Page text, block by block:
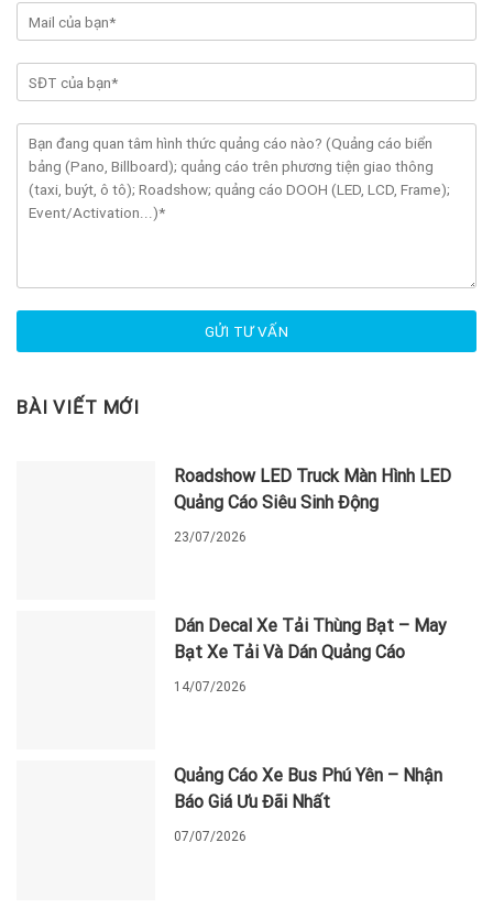
BÀI VIẾT MỚI
Roadshow LED Truck Màn Hình LED
Quảng Cáo Siêu Sinh Động
23/07/2026
Dán Decal Xe Tải Thùng Bạt – May
Bạt Xe Tải Và Dán Quảng Cáo
14/07/2026
Quảng Cáo Xe Bus Phú Yên – Nhận
Báo Giá Ưu Đãi Nhất
07/07/2026